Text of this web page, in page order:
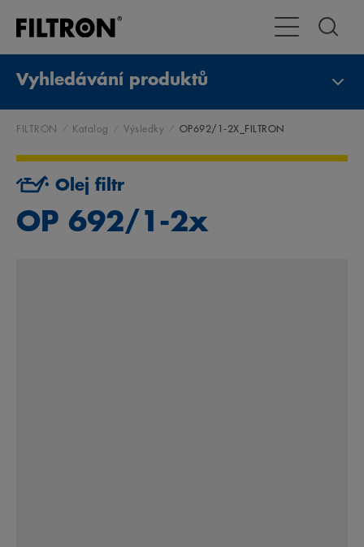
Přepnout
Vyhledávání produktů
FILTRON Katalog Výsledky OP692/1-2X_FILTRON
Olej filtr
OP 692/1-2x